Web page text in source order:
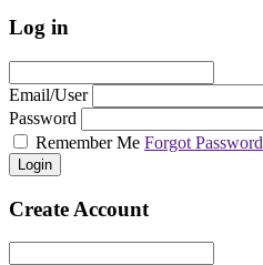
Log in
Email/User
Password
Remember Me Forgot Password
Login
Create Account